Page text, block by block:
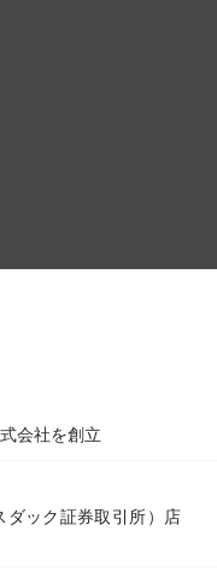
会社を創立
ダック証券取引所）店